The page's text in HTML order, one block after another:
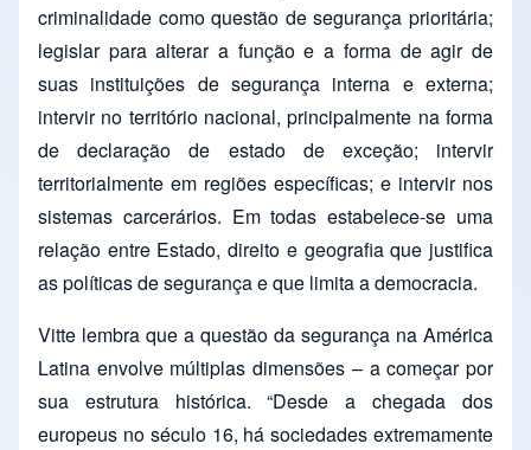
criminalidade como questão de segurança prioritária;
legislar para alterar a função e a forma de agir de
suas instituições de segurança interna e externa;
intervir no território nacional, principalmente na forma
de declaração de estado de exceção; intervir
territorialmente em regiões específicas; e intervir nos
sistemas carcerários. Em todas estabelece-se uma
relação entre Estado, direito e geografia que justifica
as políticas de segurança e que limita a democracia.
Vitte lembra que a questão da segurança na América
Latina envolve múltiplas dimensões – a começar por
sua estrutura histórica. “Desde a chegada dos
europeus no século 16, há sociedades extremamente